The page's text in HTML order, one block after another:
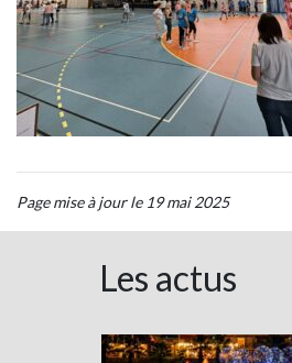
Page mise à jour le 19 mai 2025
Les actus